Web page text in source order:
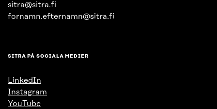
sitra@sitra.fi
fornamn.efternamn@sitra.fi
SITRA PÅ SOCIALA MEDIER
LinkedIn
Instagram
YouTube